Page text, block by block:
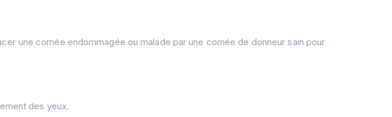
une cornée endommagée ou malade par une cornée de donneur sain pour
des yeux.